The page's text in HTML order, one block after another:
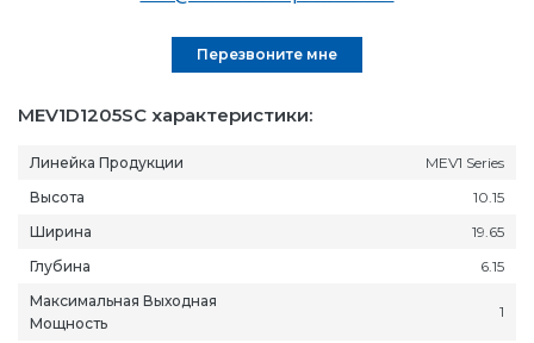
MEV1D1205SC характеристики:
Линейка Продукции
MEV1 Series
Высота
10.15
Ширина
19.65
Глубина
6.15
Максимальная Выходная
Мощность
1
Перезвоните мне